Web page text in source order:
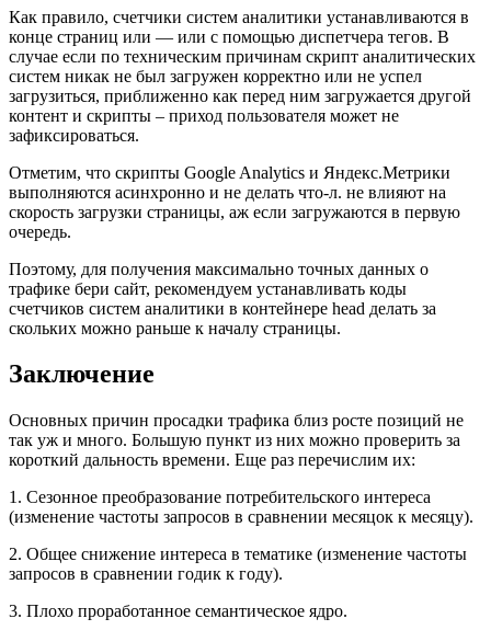
Как правило, счетчики систем аналитики устанавливаются в
конце страниц или — или с помощью диспетчера тегов. В
случае если по техническим причинам скрипт аналитических
систем никак не был загружен корректно или не успел
загрузиться, приближенно как перед ним загружается другой
контент и скрипты – приход пользователя может не
зафиксироваться.
Отметим, что скрипты Google Analytics и Яндекс.Метрики
выполняются асинхронно и не делать что-л. не влияют на
скорость загрузки страницы, аж если загружаются в первую
очередь.
Поэтому, для получения максимально точных данных о
трафике бери сайт, рекомендуем устанавливать коды
счетчиков систем аналитики в контейнере head делать за
скольких можно раньше к началу страницы.
Заключение
Основных причин просадки трафика близ росте позиций не
так уж и много. Большую пункт из них можно проверить за
короткий дальность времени. Еще раз перечислим их:
1. Сезонное преобразование потребительского интереса
(изменение частоты запросов в сравнении месяцок к месяцу).
2. Общее снижение интереса в тематике (изменение частоты
запросов в сравнении годик к году).
3. Плохо проработанное семантическое ядро.